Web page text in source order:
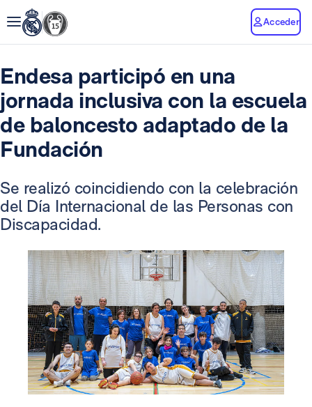
Acceder
Endesa participó en una
jornada inclusiva con la escuela
de baloncesto adaptado de la
Fundación
Se realizó coincidiendo con la celebración
del Día Internacional de las Personas con
Discapacidad.